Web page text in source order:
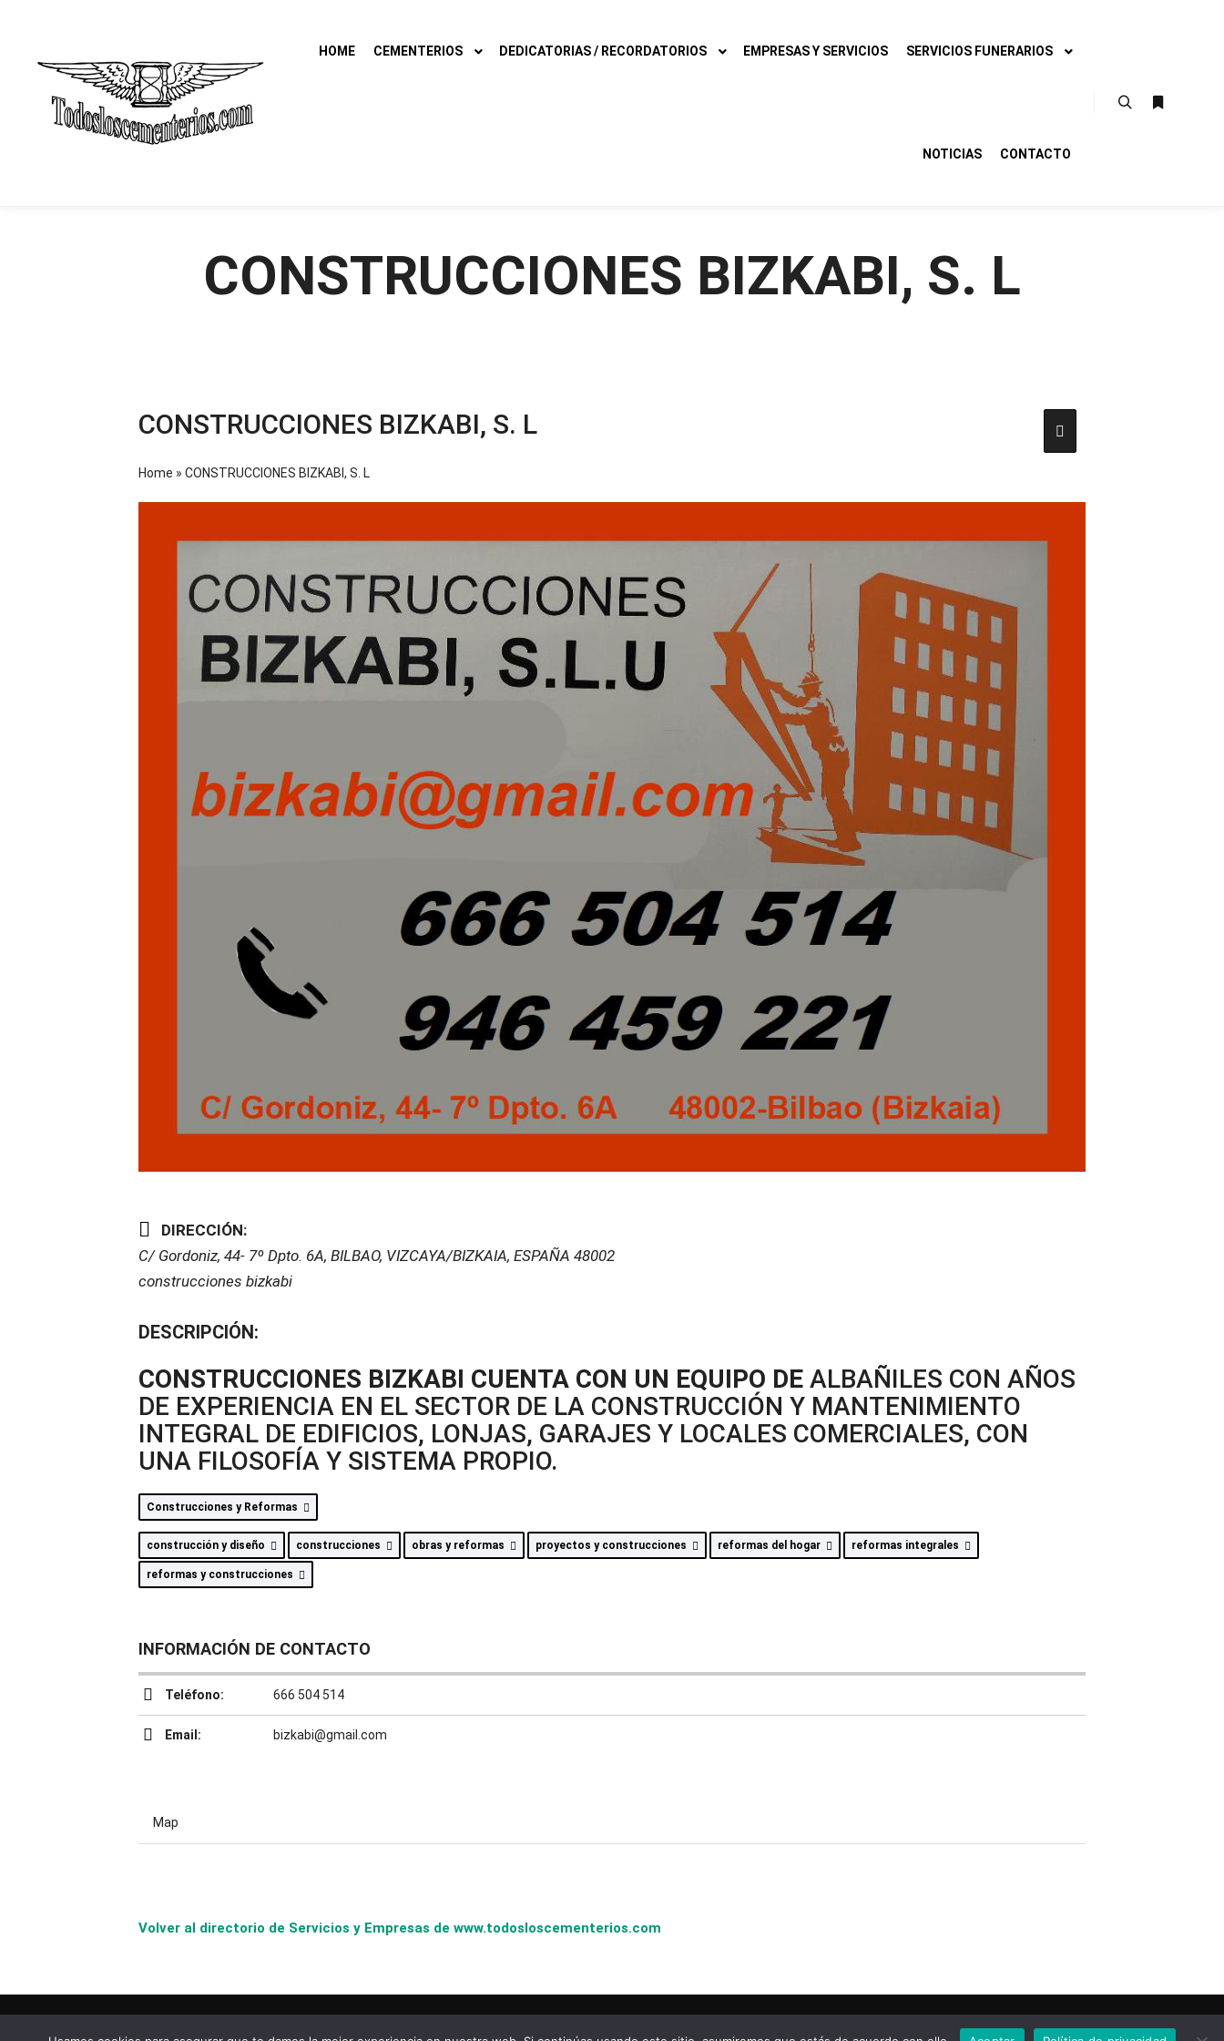
HOME CEMENTERIOS DEDICATORIAS / RECORDATORIOS EMPRESAS Y SERVICIOS SERVICIOS FUNERARIOS
NOTICIAS CONTACTO
CONSTRUCCIONES BIZKABI, S. L
CONSTRUCCIONES BIZKABI, S. L
Home » CONSTRUCCIONES BIZKABI, S. L
DIRECCIÓN:
C/ Gordoniz, 44- 7º Dpto. 6A, BILBAO, VIZCAYA/BIZKAIA, ESPAÑA 48002
construcciones bizkabi
DESCRIPCIÓN:
CONSTRUCCIONES BIZKABI CUENTA CON UN EQUIPO DE ALBAÑILES CON AÑOS
DE EXPERIENCIA EN EL SECTOR DE LA CONSTRUCCIÓN Y MANTENIMIENTO
INTEGRAL DE EDIFICIOS, LONJAS, GARAJES Y LOCALES COMERCIALES, CON
UNA FILOSOFÍA Y SISTEMA PROPIO.
Construcciones y Reformas
construcción y diseño construcciones obras y reformas proyectos y construcciones reformas del hogar reformas integrales
reformas y construcciones
INFORMACIÓN DE CONTACTO
Teléfono: 666 504 514
Email: bizkabi@gmail.com
Map
Volver al directorio de Servicios y Empresas de www.todosloscementerios.com
copyright © todosloscementerios.com